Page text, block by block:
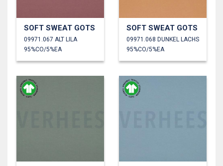
SOFT SWEAT GOTS
09971.067 ALT LILA
95%CO/5%EA
SOFT SWEAT GOTS
09971.068 DUNKEL LACHS
95%CO/5%EA